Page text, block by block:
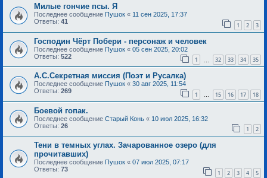
Милые гончие псы. Я
Последнее сообщение Пушок « 11 сен 2025, 17:37
Ответы: 41 1 2 3
Господин Чёрт Побери - персонаж и человек
Последнее сообщение Пушок « 05 сен 2025, 20:02
Ответы: 522 1 32 33 34 35
А.С.Секретная миссия (Поэт и Русалка)
Последнее сообщение Пушок « 30 авг 2025, 11:54
Ответы: 269 1 … 15 16 17 18
Боевой гопак.
Последнее сообщение Старый Конь « 10 июл 2025, 16:32
Ответы: 26 1 2
Тени в темных углах. Зачарованное озеро (для
прочитавших)
Последнее сообщение Пушок « 07 июл 2025, 07:17
Ответы: 73 1 2 3 4 5